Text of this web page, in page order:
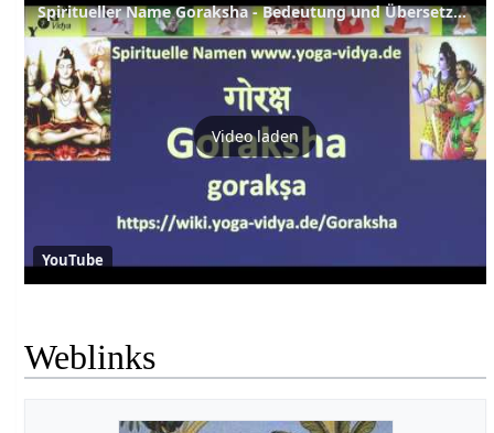
Spiritueller Name Goraksha - Bedeutung und Übersetzung aus dem Sanskrit
Video laden
YouTube
Weblinks